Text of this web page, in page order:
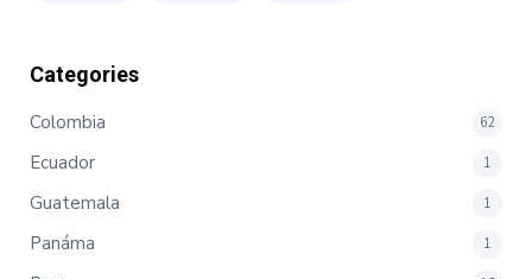
Categories
Colombia 62
Ecuador 1
Guatemala 1
Panáma 1